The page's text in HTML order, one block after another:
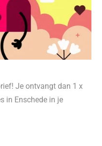
Je ontvangt dan 1 x
in Enschede in je